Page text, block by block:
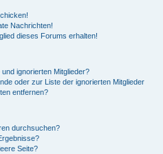
Nachrichten!
dieses Forums erhalten!
ignorierten Mitglieder?
oder zur Liste der ignorierten Mitglieder
entfernen?
durchsuchen?
Seite?